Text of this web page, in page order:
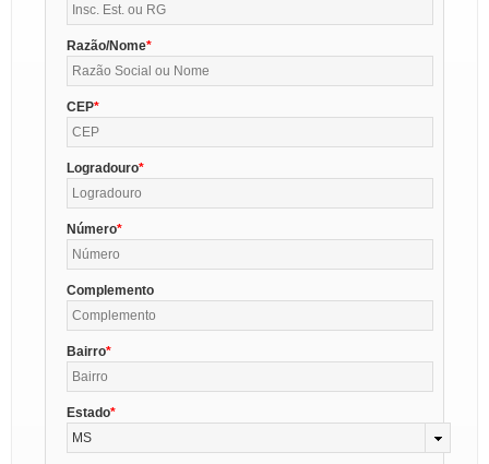
Razão/Nome
CEP
Logradouro
Número
Complemento
Bairro
Estado
MS